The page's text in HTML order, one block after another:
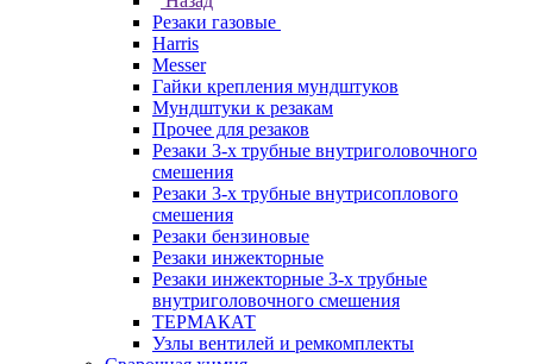
Резаки газовые
Harris
Messer
Гайки крепления мундштуков
Мундштуки к резакам
Прочее для резаков
Резаки 3-х трубные внутриголовочного
смешения
Резаки 3-х трубные внутрисоплового
смешения
Резаки бензиновые
Резаки инжекторные
Резаки инжекторные 3-х трубные
внутриголовочного смешения
ТЕРМАКАТ
Узлы вентилей и ремкомплекты